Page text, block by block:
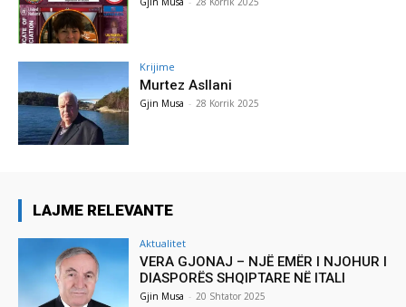
Krijime
Murtez Asllani
Gjin Musa - 28 Korrik 2025
LAJME RELEVANTE
Aktualitet
VERA GJONAJ – NJË EMËR I NJOHUR I
DIASPORËS SHQIPTARE NË ITALI
Gjin Musa - 20 Shtator 2025